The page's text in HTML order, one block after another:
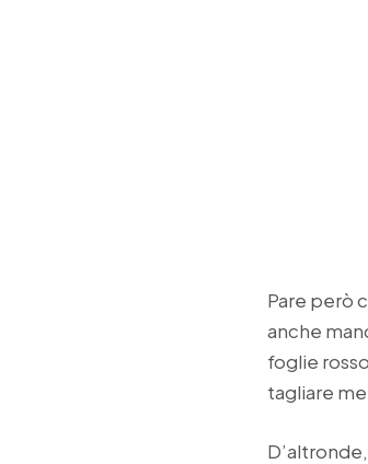
Pare però
anche
foglie
tagliare